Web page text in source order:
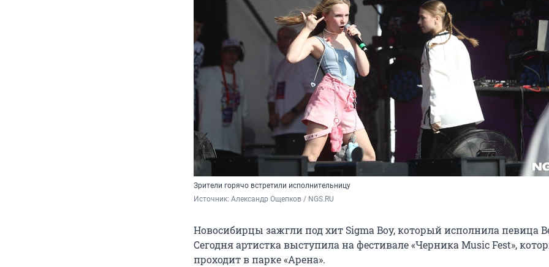
Зрители горячо встретили исполнительницу
Источник: Александр Ощепков / NGS.RU
Новосибирцы зажгли под хит Sigma Boy, который исполнила певица
Сегодня артистка выступила на фестивале «Черника Music Fest»,
проходит в парке «Арена».